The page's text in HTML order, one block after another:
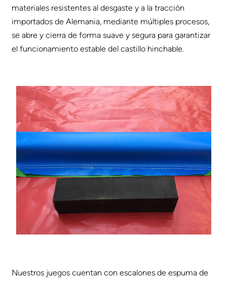
materiales resistentes al desgaste y a la tracción
importados de Alemania, mediante múltiples procesos,
se abre y cierra de forma suave y segura para garantizar
el funcionamiento estable del castillo hinchable.
Nuestros juegos cuentan con escalones de espuma de